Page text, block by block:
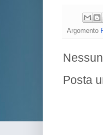
Argomento
Posta